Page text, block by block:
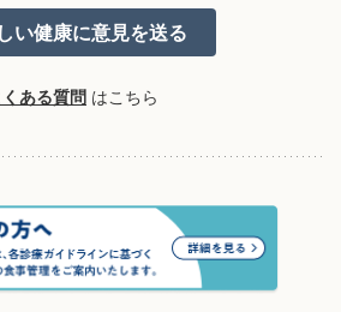
ある質問 はこちら